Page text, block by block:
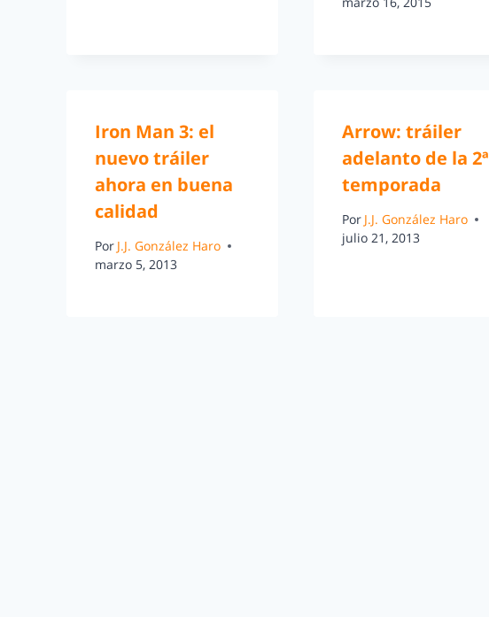
Iron Man 3: el
nuevo tráiler
ahora en buena
calidad
Por J.J. González Haro
marzo 5, 2013
Arrow: tráiler
adelanto de la 2ª
temporada
Por J.J. González Haro
julio 21, 2013